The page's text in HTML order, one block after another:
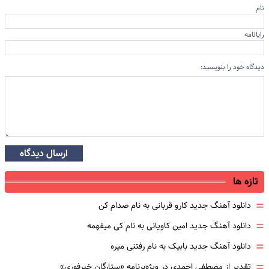
نام
رایانامه
دیدگاه خود را بنویسید:
ارسال دیدگاه
تازه ها
= دانلود آهنگ جدید کارو قربانی به نام صدام کن
= دانلود آهنگ جدید امین کاویانی به نام کی میفهمه
= دانلود آهنگ جدید بابیک به نام رفتنی میره